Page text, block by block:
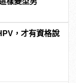
，才有資格說